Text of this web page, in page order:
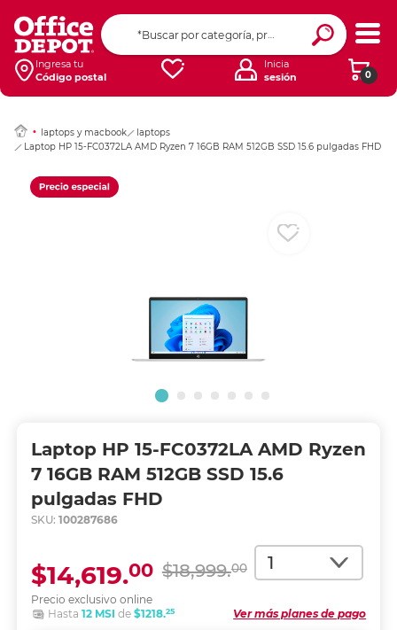
Ingresa tu
Código postal
0
Inicia
sesión
laptops y macbook
laptops
Laptop HP 15-FC0372LA AMD Ryzen 7 16GB RAM 512GB SSD 15.6 pulgadas FHD
Laptop HP 15-FC0372LA AMD Ryzen
7 16GB RAM 512GB SSD 15.6
pulgadas FHD
SKU: 100287686
Cantidad
Precio exclusivo online
$18,999.00
$14,619.00
Ver más planes de pago
Hasta 12 MSI de $1218.25
Ingresar Codigo